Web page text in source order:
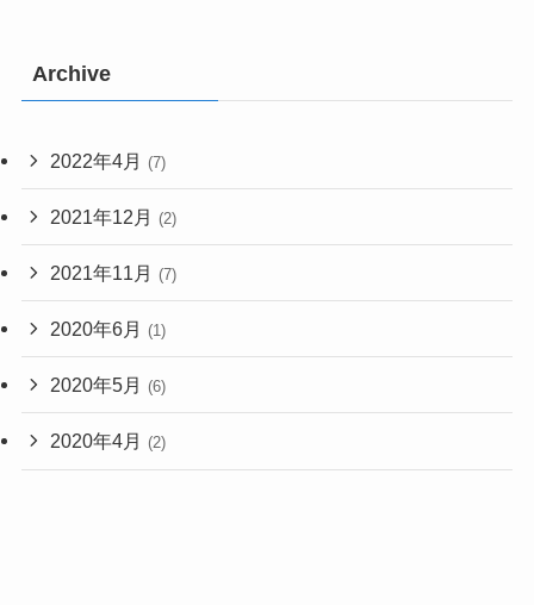
Archive
2022年4月 (7)
2021年12月 (2)
2021年11月 (7)
2020年6月 (1)
2020年5月 (6)
2020年4月 (2)